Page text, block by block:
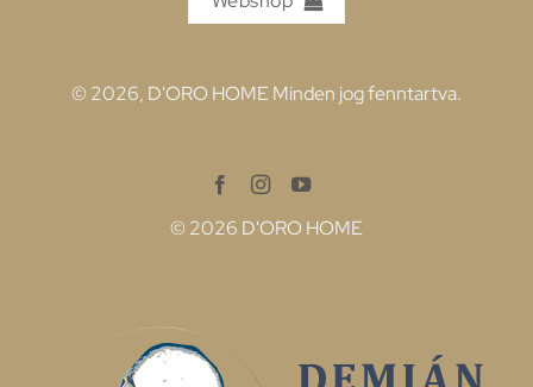
© 2026, D'ORO HOME Minden jog fenntartva.
© 2026 D'ORO HOME